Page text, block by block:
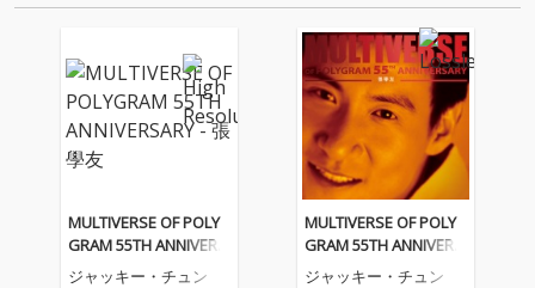
MULTIVERSE OF POLY
GRAM 55TH ANNIVERS
ARY - 張學友
ジャッキー・チュン
MULTIVERSE OF POLY
GRAM 55TH ANNIVERS
ARY - 張學友
ジャッキー・チュン